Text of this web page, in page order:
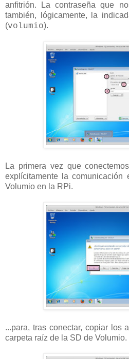
anfitrión. La contraseña que
también, lógicamente, la
(volumio).
La primera vez que
explícitamente la comunicación
Volumio en la RPi.
...para, tras conectar, copiar los
carpeta raíz de la SD de Volumio.